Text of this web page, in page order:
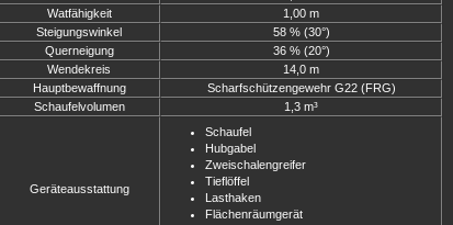
Watfähigkeit
1,00 m
Steigungswinkel
58 % (30°)
Querneigung
36 % (20°)
Wendekreis
14,0 m
Hauptbewaffnung
Scharfschützengewehr G22 (FRG)
Schaufelvolumen
1,3 m³
Geräteausstattung
Schaufel
Hubgabel
Zweischalengreifer
Tieflöffel
Lasthaken
Flächenräumgerät